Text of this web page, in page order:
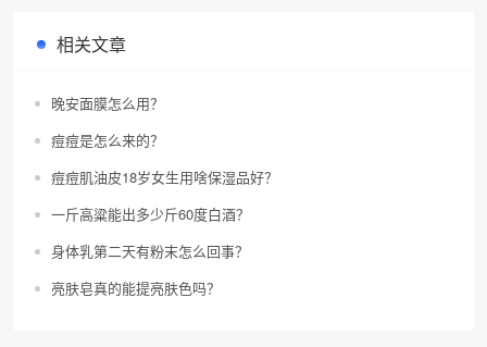
相关文章
晚安面膜怎么用？
痘痘是怎么来的？
痘痘肌油皮18岁女生用啥保湿品好？
一斤高粱能出多少斤60度白酒？
身体乳第二天有粉末怎么回事？
亮肤皂真的能提亮肤色吗？